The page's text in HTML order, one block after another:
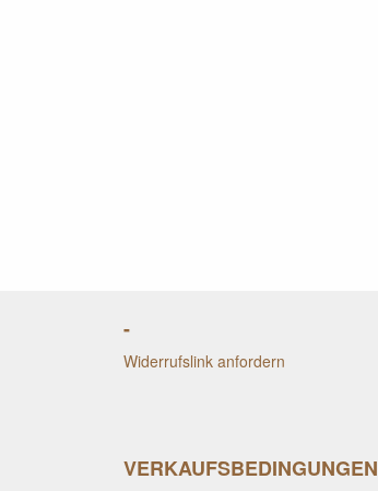
-
Widerrufslink anfordern
VERKAUFSBEDINGUNGEN